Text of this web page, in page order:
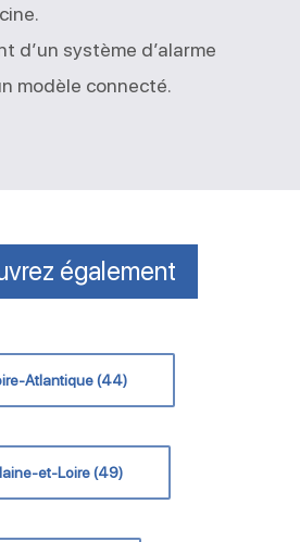
d’un système d’alarme
modèle connecté.
également
Atlantique (44)
et-Loire (49)